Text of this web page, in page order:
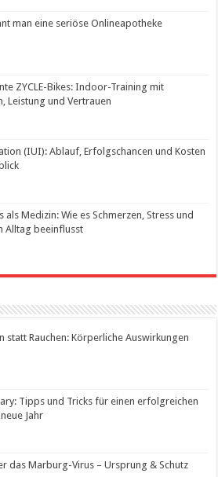
man eine seriöse Onlineapotheke
ZYCLE-Bikes: Indoor-Training mit
Leistung und Vertrauen
(IUI): Ablauf, Erfolgschancen und Kosten
als Medizin: Wie es Schmerzen, Stress und
Alltag beeinflusst
statt Rauchen: Körperliche Auswirkungen
Tipps und Tricks für einen erfolgreichen
Jahr
das Marburg-Virus – Ursprung & Schutz